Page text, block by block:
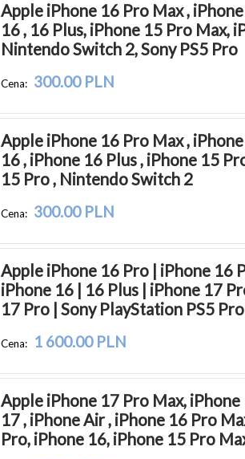
Apple iPhone 16 Pro Max ,
16 , 16 Plus, iPhone 15 Pro Max,
Nintendo Switch 2, Sony PS5 Pro
Cena: 300.00 PLN
Apple iPhone 16 Pro Max ,
16 , iPhone 16 Plus , iPhone 15
15 Pro , Nintendo Switch 2
Cena: 300.00 PLN
Apple iPhone 16 Pro | iPhone 16
iPhone 16 | 16 Plus | iPhone 17
17 Pro | Sony PlayStation PS5 Pro
Cena: 1 600.00 PLN
Apple iPhone 17 Pro Max,
17 , iPhone Air , iPhone 16 Pro
Pro, iPhone 16, iPhone 15 Pro